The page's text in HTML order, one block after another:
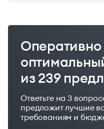
из 239
Ответьте на 3
предложит лучшие
требованиям и